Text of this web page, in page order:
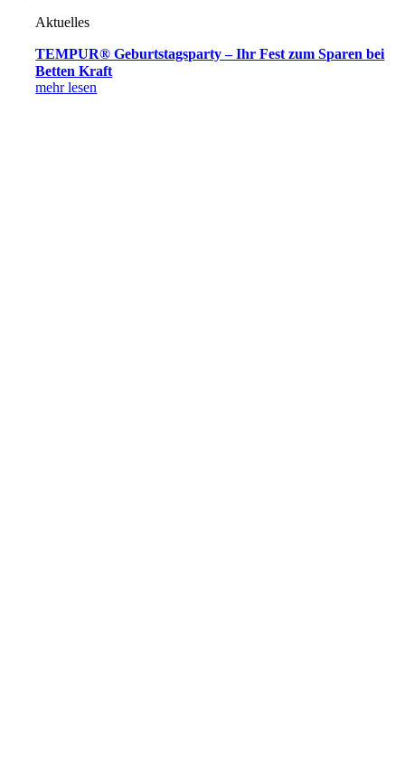
Aktuelles
TEMPUR® Geburtstagsparty – Ihr Fest zum Sparen bei
Betten Kraft
mehr lesen